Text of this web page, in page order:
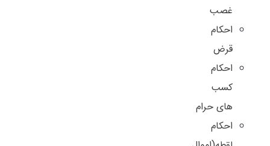
غصب
احکام
قرض
احکام
کسب
های حرام
احکام